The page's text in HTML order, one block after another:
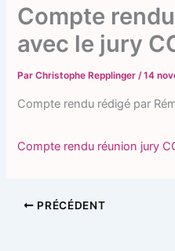
Compte
avec le jury
ParChristophe Repplinger/14
Compte rendu rédigé par
Compte rendu réunion jury
PRÉCÉDENT